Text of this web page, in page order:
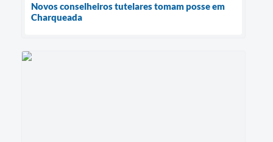
Novos conselheiros tutelares tomam posse em
Charqueada